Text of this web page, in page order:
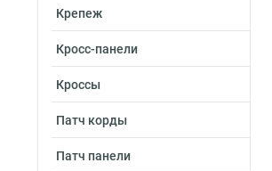
Крепеж
Кросс-панели
Кроссы
Патч корды
Патч панели